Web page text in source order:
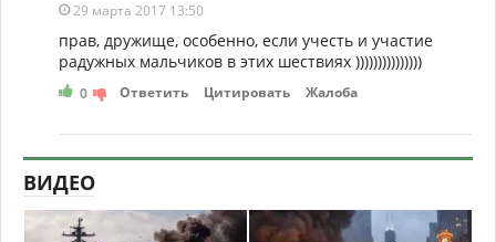
29 марта 2017 13:50
прав, дружище, особенно, если учесть и участие
радужных мальчиков в этих шествиях )))))))))))))))
0 Ответить Цитировать Жалоба
ВИДЕО